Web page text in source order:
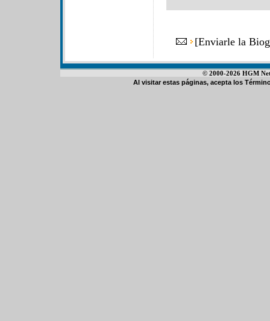
[Enviarle la
© 2000-2026 HGM
Al visitar estas páginas, acepta los